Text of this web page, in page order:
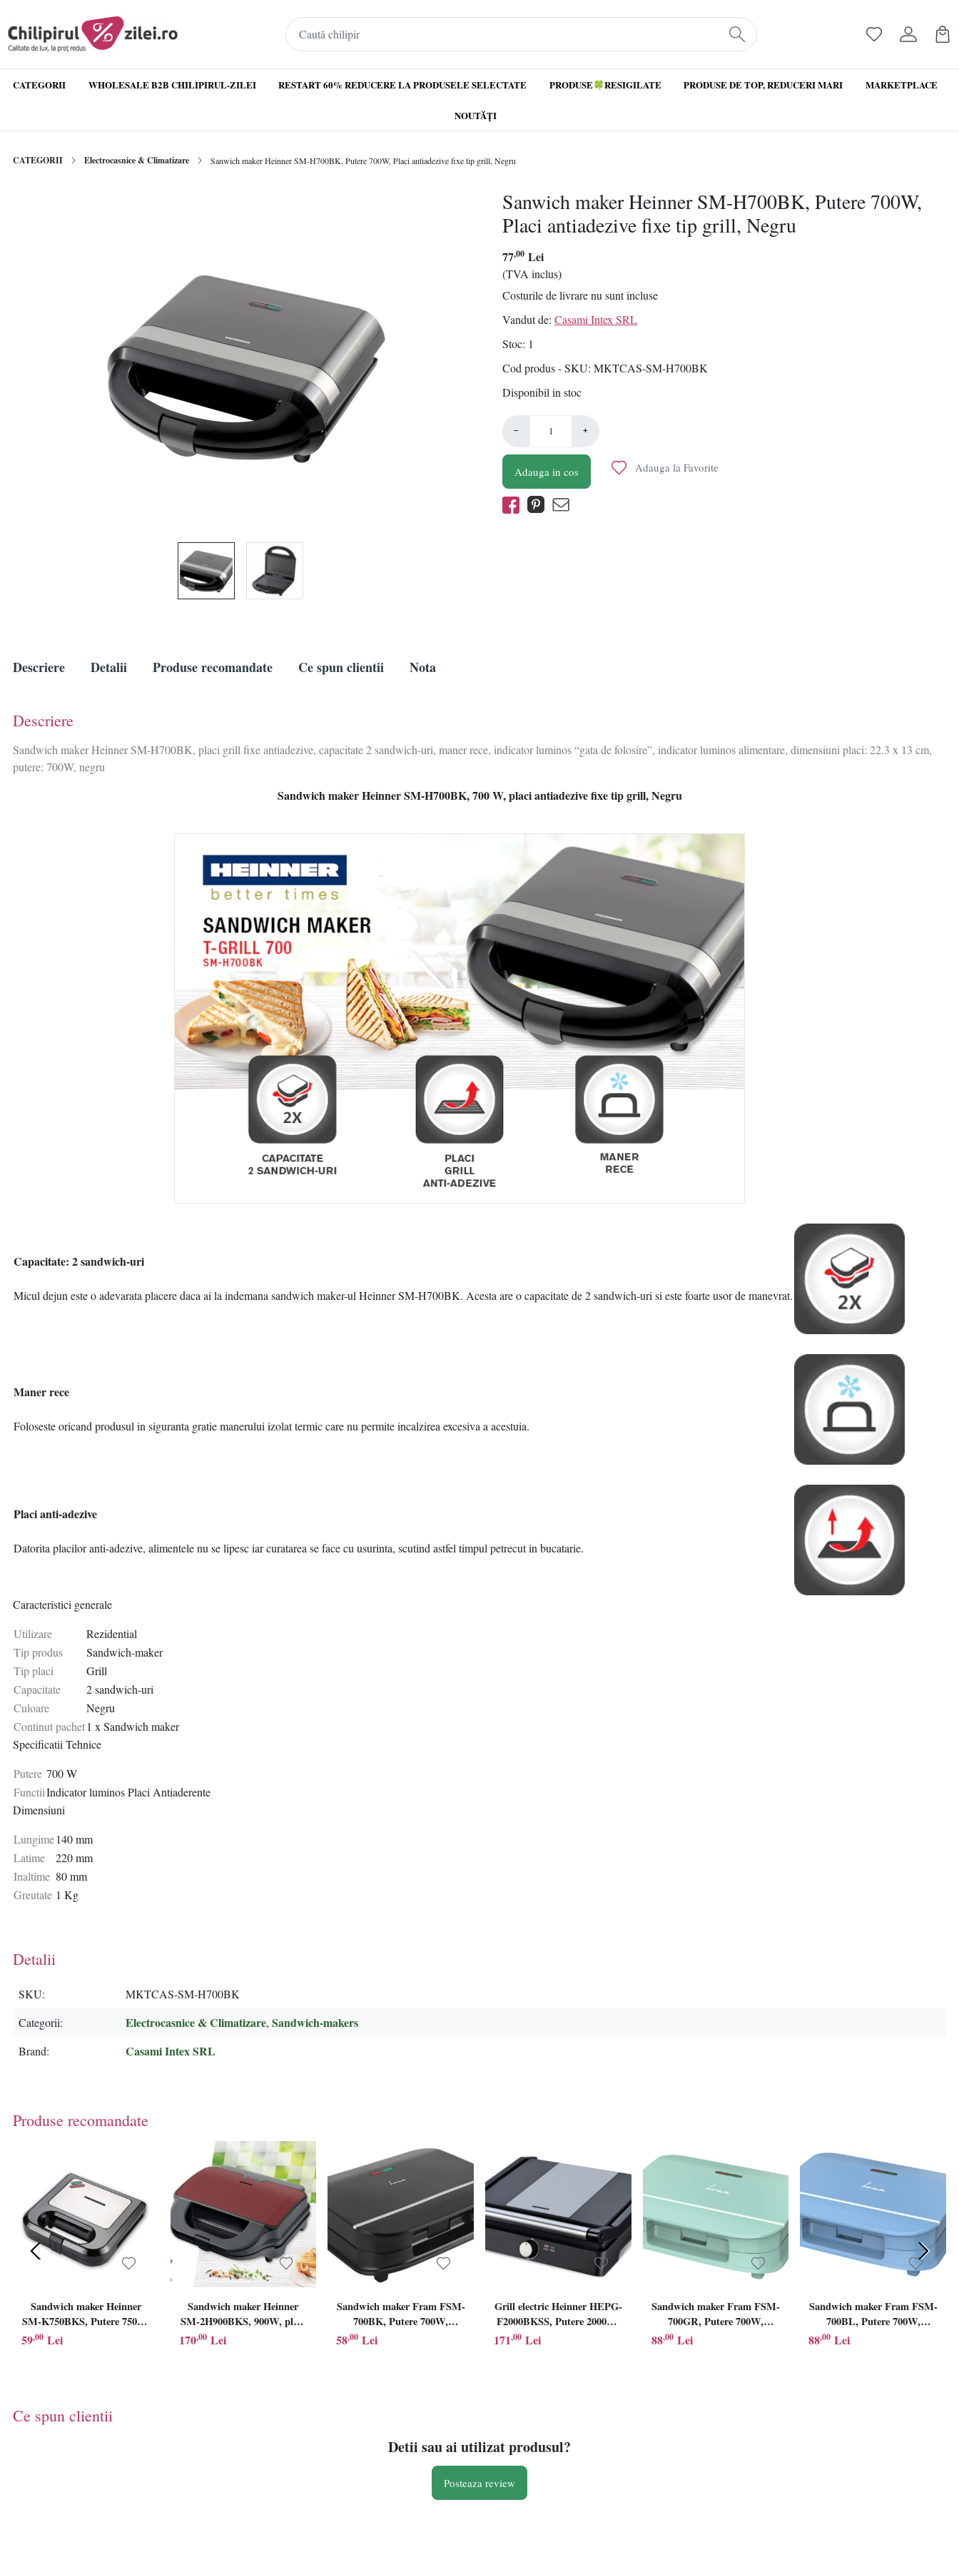
CATEGORII WHOLESALE B2B CHILIPIRUL-ZILEI RESTART 60% REDUCERE LA PRODUSELE SELECTATE PRODUSE🍀RESIGILATE PRODUSE DE TOP, REDUCERI MARI MARKETPLACE
NOUTĂȚI
CATEGORII Electrocasnice & Climatizare Sanwich maker Heinner SM-H700BK, Putere 700W, Placi antiadezive fixe tip grill, Negru
Sanwich maker Heinner SM-H700BK, Putere 700W,
Placi antiadezive fixe tip grill, Negru
77,00 Lei
(TVA inclus)
Costurile de livrare nu sunt incluse
Vandut de: Casami Intex SRL
Stoc 1
Cod produs - SKU MKTCAS-SM-H700BK
Disponibil in stoc
− +
Adauga in cos Adauga la Favorite
Descriere Detalii Produse recomandate Ce spun clientii Nota
Descriere
Sandwich maker Heinner SM-H700BK, placi grill fixe antiadezive, capacitate 2 sandwich-uri, maner rece, indicator luminos “gata de folosire”, indicator luminos alimentare, dimensiuni placi: 22.3 x 13 cm,
putere: 700W, negru
Sandwich maker Heinner SM-H700BK, 700 W, placi antiadezive fixe tip grill, Negru
Capacitate: 2 sandwich-uri
Micul dejun este o adevarata placere daca ai la indemana sandwich maker-ul Heinner SM-H700BK. Acesta are o capacitate de 2 sandwich-uri si este foarte usor de manevrat.
Maner rece
Foloseste oricand produsul in siguranta gratie manerului izolat termic care nu permite incalzirea excesiva a acestuia.
Placi anti-adezive
Datorita placilor anti-adezive, alimentele nu se lipesc iar curatarea se face cu usurinta, scutind astfel timpul petrecut in bucatarie.
Caracteristici generale
Utilizare
Rezidential
Tip produs
Sandwich-maker
Tip placi
Grill
Capacitate
2 sandwich-uri
Culoare
Negru
Continut pachet1 x Sandwich maker
Specificatii Tehnice
Putere 700 W
FunctiiIndicator luminos Placi Antiaderente
Dimensiuni
Lungime140 mm
Latime
220 mm
Inaltime 80 mm
Greutate 1 Kg
Detalii
SKU
MKTCAS-SM-H700BK
Categorii
Electrocasnice & Climatizare, Sandwich-makers
Brand Casami Intex SRL
Produse recomandate
Sandwich maker Heinner
SM-K750BKS, Putere 750W,
Placi antiadezive fixe tip grill,
59,00 Lei
Sandwich maker Heinner
SM-2H900BKS, 900W, placi
XL, 2 placi detasabile
170,00 Lei
Sandwich maker Fram FSM-
700BK, Putere 700W,
capacitate 2 sandwich-uri,
58,00 Lei
Grill electric Heinner HEPG-
F2000BKSS, Putere 2000W,
Placi fixe antiadezive,
171,00 Lei
Sandwich maker Fram FSM-
700GR, Putere 700W,
capacitate 2 sandwich-uri,
88,00 Lei
Sandwich maker Fram FSM-
700BL, Putere 700W,
capacitate 2 sandwich-uri,
88,00 Lei
Ce spun clientii
Detii sau ai utilizat produsul?
Posteaza review